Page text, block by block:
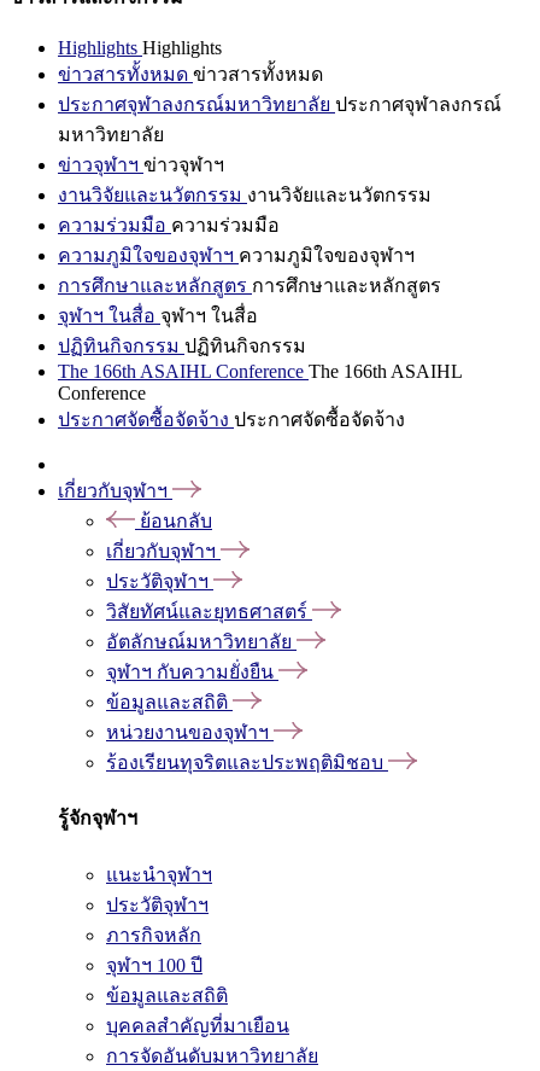
Highlights Highlights
ข่าวสารทั้งหมด ข่าวสารทั้งหมด
ประกาศจุฬาลงกรณ์มหาวิทยาลัย ประกาศจุฬาลงกรณ์
มหาวิทยาลัย
ข่าวจุฬาฯ ข่าวจุฬาฯ
งานวิจัยและนวัตกรรม งานวิจัยและนวัตกรรม
ความร่วมมือ ความร่วมมือ
ความภูมิใจของจุฬาฯ ความภูมิใจของจุฬาฯ
การศึกษาและหลักสูตร การศึกษาและหลักสูตร
จุฬาฯ ในสื่อ จุฬาฯ ในสื่อ
ปฏิทินกิจกรรม ปฏิทินกิจกรรม
The 166th ASAIHL Conference The 166th ASAIHL
Conference
ประกาศจัดซื้อจัดจ้าง ประกาศจัดซื้อจัดจ้าง
เกี่ยวกับจุฬาฯ
ย้อนกลับ
เกี่ยวกับจุฬาฯ
ประวัติจุฬาฯ
วิสัยทัศน์และยุทธศาสตร์
อัตลักษณ์มหาวิทยาลัย
จุฬาฯ กับความยั่งยืน
ข้อมูลและสถิติ
หน่วยงานของจุฬาฯ
ร้องเรียนทุจริตและประพฤติมิชอบ
รู้จักจุฬาฯ
แนะนำจุฬาฯ
ประวัติจุฬาฯ
ภารกิจหลัก
จุฬาฯ 100 ปี
ข้อมูลและสถิติ
บุคคลสำคัญที่มาเยือน
การจัดอันดับมหาวิทยาลัย